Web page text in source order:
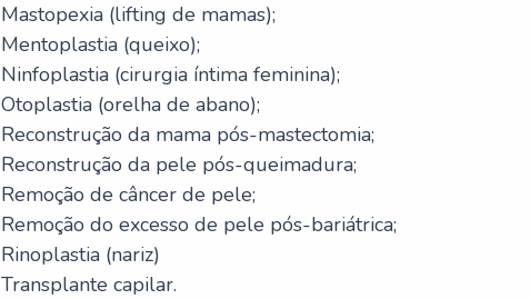
Mastopexia (lifting de mamas);
Mentoplastia (queixo);
Ninfoplastia (cirurgia íntima feminina);
Otoplastia (orelha de abano);
Reconstrução da mama pós-mastectomia;
Reconstrução da pele pós-queimadura;
Remoção de câncer de pele;
Remoção do excesso de pele pós-bariátrica;
Rinoplastia (nariz)
Transplante capilar.